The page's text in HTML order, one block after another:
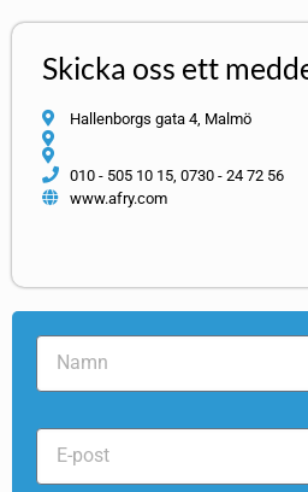
Skicka oss ett
Hallenborgs gata 4, Malmö
010 - 505 10 15, 0730 - 24 72 56
www.afry.com